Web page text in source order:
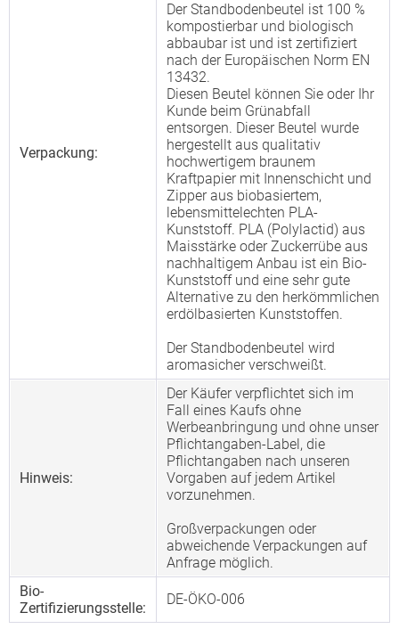
Verpackung:
Der Standbodenbeutel ist 100 %
kompostierbar und biologisch
abbaubar ist und ist zertifiziert
nach der Europäischen Norm EN
13432.
Diesen Beutel können Sie oder Ihr
Kunde beim Grünabfall
entsorgen. Dieser Beutel wurde
hergestellt aus qualitativ
hochwertigem braunem
Kraftpapier mit Innenschicht und
Zipper aus biobasiertem,
lebensmittelechten PLA-
Kunststoff. PLA (Polylactid) aus
Maisstärke oder Zuckerrübe aus
nachhaltigem Anbau ist ein Bio-
Kunststoff und eine sehr gute
Alternative zu den herkömmlichen
erdölbasierten Kunststoffen.
Der Standbodenbeutel wird
aromasicher verschweißt.
Hinweis:
Der Käufer verpflichtet sich im
Fall eines Kaufs ohne
Werbeanbringung und ohne unser
Pflichtangaben-Label, die
Pflichtangaben nach unseren
Vorgaben auf jedem Artikel
vorzunehmen.
Großverpackungen oder
abweichende Verpackungen auf
Anfrage möglich.
Bio-
Zertifizierungsstelle:
DE-ÖKO-006